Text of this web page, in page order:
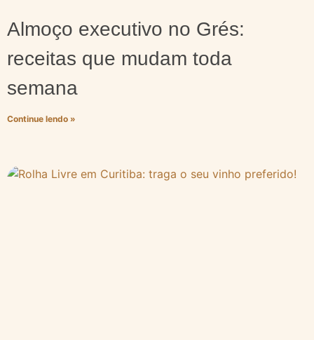
Almoço executivo no Grés:
receitas que mudam toda
semana
Continue lendo »